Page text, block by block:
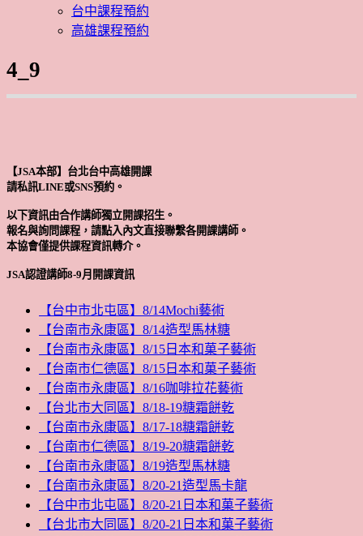
台中課程預約
高雄課程預約
4_9
【JSA本部】台北台中高雄開課
請私訊LINE或SNS預約。
以下資訊由合作講師獨立開課招生。
報名與詢問課程，請點入內文直接聯繫各開課講師。
本協會僅提供課程資訊轉介。
JSA認證講師8-9月開課資訊
【台中市北屯區】8/14Mochi藝術
【台南市永康區】8/14造型馬林糖
【台南市永康區】8/15日本和菓子藝術
【台南市仁德區】8/15日本和菓子藝術
【台南市永康區】8/16咖啡拉花藝術
【台北市大同區】8/18-19糖霜餅乾
【台南市永康區】8/17-18糖霜餅乾
【台南市仁德區】8/19-20糖霜餅乾
【台南市永康區】8/19造型馬林糖
【台南市永康區】8/20-21造型馬卡龍
【台中市北屯區】8/20-21日本和菓子藝術
【台北市大同區】8/20-21日本和菓子藝術